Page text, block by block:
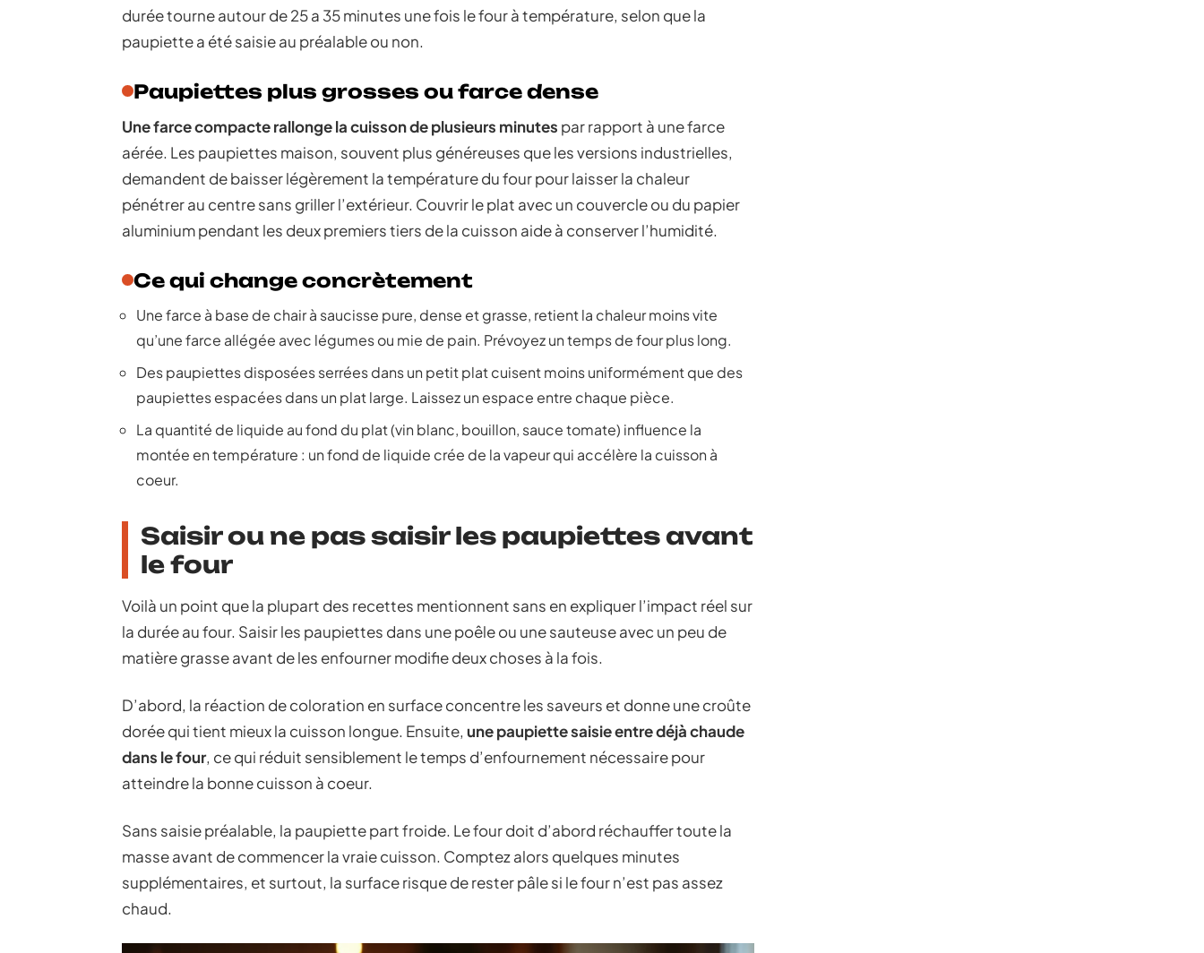
durée tourne autour de 25 a 35 minutes une fois le four à température, selon que la
paupiette a été saisie au préalable ou non.
Paupiettes plus grosses ou farce dense
Une farce compacte rallonge la cuisson de plusieurs minutes par rapport à une farce
aérée. Les paupiettes maison, souvent plus généreuses que les versions industrielles,
demandent de baisser légèrement la température du four pour laisser la chaleur
pénétrer au centre sans griller l’extérieur. Couvrir le plat avec un couvercle ou du papier
aluminium pendant les deux premiers tiers de la cuisson aide à conserver l’humidité.
Ce qui change concrètement
Une farce à base de chair à saucisse pure, dense et grasse, retient la chaleur moins vite
qu’une farce allégée avec légumes ou mie de pain. Prévoyez un temps de four plus long.
Des paupiettes disposées serrées dans un petit plat cuisent moins uniformément que des
paupiettes espacées dans un plat large. Laissez un espace entre chaque pièce.
La quantité de liquide au fond du plat (vin blanc, bouillon, sauce tomate) influence la
montée en température : un fond de liquide crée de la vapeur qui accélère la cuisson à
coeur.
Saisir ou ne pas saisir les paupiettes avant
le four
Voilà un point que la plupart des recettes mentionnent sans en expliquer l’impact réel sur
la durée au four. Saisir les paupiettes dans une poêle ou une sauteuse avec un peu de
matière grasse avant de les enfourner modifie deux choses à la fois.
D’abord, la réaction de coloration en surface concentre les saveurs et donne une croûte
dorée qui tient mieux la cuisson longue. Ensuite, une paupiette saisie entre déjà chaude
dans le four, ce qui réduit sensiblement le temps d’enfournement nécessaire pour
atteindre la bonne cuisson à coeur.
Sans saisie préalable, la paupiette part froide. Le four doit d’abord réchauffer toute la
masse avant de commencer la vraie cuisson. Comptez alors quelques minutes
supplémentaires, et surtout, la surface risque de rester pâle si le four n’est pas assez
chaud.